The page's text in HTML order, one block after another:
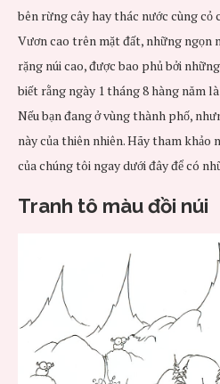
bên rừng cây hay thác nước cùng
Vươn cao trên mặt đất, những ngọn
rặng núi cao, được bao phủ bởi
biết rằng ngày 1 tháng 8 hàng năm
Nếu bạn đang ở vùng thành phố,
này của thiên nhiên. Hãy tham
của chúng tôi ngay dưới đây để có
Tranh tô màu đồi núi